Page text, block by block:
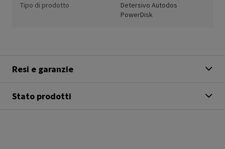
Tipo di prodotto
Detersivo Autodos
PowerDisk
Resi e garanzie
Stato prodotti